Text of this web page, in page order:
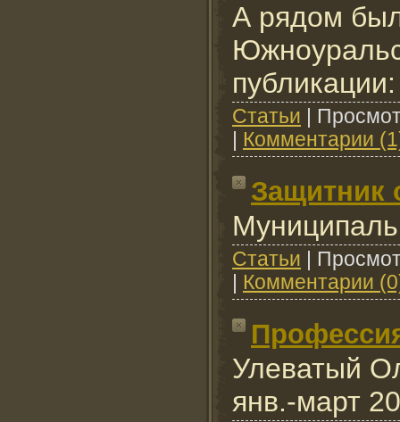
А рядом
Cтатьи
Комментарии
Защитник
Cтатьи
Комментарии
Улеватый
янв.-март